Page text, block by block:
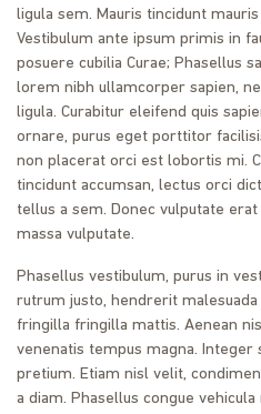
ligula sem. Mauris tincidunt
Vestibulum ante ipsum primis in
posuere cubilia Curae; Phasellus
lorem nibh ullamcorper sapien,
ligula. Curabitur eleifend quis
ornare, purus eget porttitor
non placerat orci est lobortis mi.
tincidunt accumsan, lectus orci
tellus a sem. Donec vulputate
massa vulputate.
Phasellus vestibulum, purus in
rutrum justo, hendrerit malesuada
fringilla fringilla mattis. Aenean
venenatis tempus magna. Integer
pretium. Etiam nisl velit,
a diam. Phasellus congue